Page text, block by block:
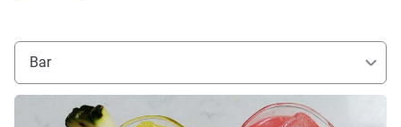
Bar
Voir les détails